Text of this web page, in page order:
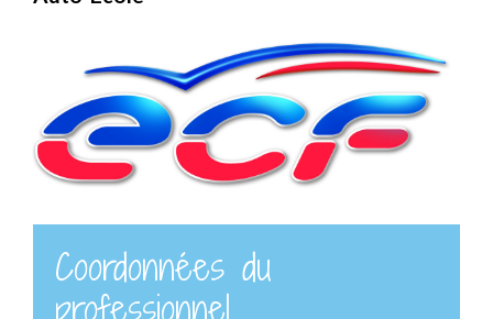
Coordonnées du
professionnel